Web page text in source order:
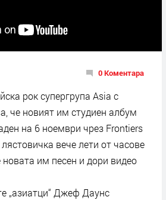
0 Коментара
рок супергрупа Asia с
че новият им студиен албум
на 6 ноември чрез Frontiers
вече лети от часове
новата им песен и дори видео
„азиатци“ Джеф Даунс